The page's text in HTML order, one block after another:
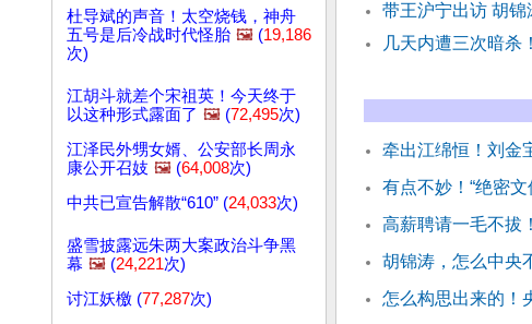
杜导斌的声音！太空烧钱，神舟
五号是后冷战时代怪胎 🖼️ (19,186
次)
江胡斗就差个宋祖英！今天终于
以这种形式露面了 🖼️ (72,495次)
江泽民外甥女婿、公安部长周永
康公开召妓 🖼️ (64,008次)
中共已宣告解散“610” (24,033次)
盛雪披露远朱两大案政治斗争黑
幕 🖼️ (24,221次)
讨江妖檄 (77,287次)
带王沪宁出访 胡锦
几天内遭三次暗杀
牵出江绵恒！刘金
有点不妙！“绝密
高薪聘请一毛不拔
胡锦涛，怎么中央
怎么构思出来的！